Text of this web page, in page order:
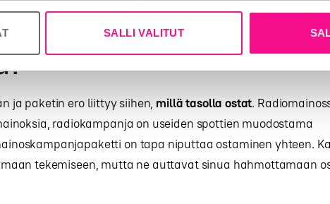
SALLI VALITUT
on spotilla, kampanjalla ja
ja paketin ero liittyy siihen, millä tasolla ostat.
radiokampanja on useiden spottien muodostama
on tapa niputtaa ostaminen yhteen.
tekemiseen, mutta ne auttavat sinua hahmottamaan